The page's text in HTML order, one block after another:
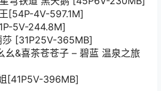
[54P-4V-597.1M]
5V-244.8M]
[31P25V-365MB]
幺&喜茶苍苍子 – 碧蓝 温泉之旅
[41P5V-396MB]